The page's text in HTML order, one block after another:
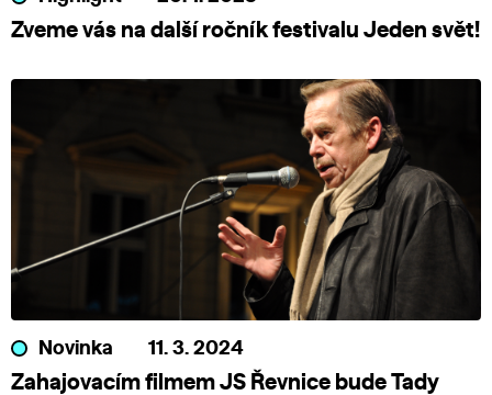
Zveme vás na další ročník festivalu Jeden svět!
Novinka 11. 3. 2024
Zahajovacím filmem JS Řevnice bude Tady